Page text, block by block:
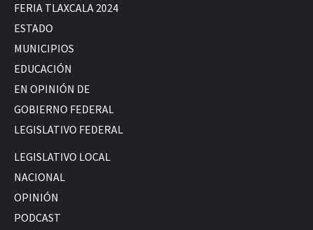
FERIA TLAXCALA 2024
ESTADO
MUNICIPIOS
EDUCACIÓN
EN OPINIÓN DE
GOBIERNO FEDERAL
LEGISLATIVO FEDERAL
LEGISLATIVO LOCAL
NACIONAL
OPINIÓN
PODCAST